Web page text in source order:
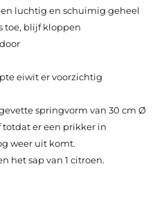
luchtig en schuimig geheel
toe, blijf kloppen
eiwit er voorzichtig
springvorm van 30 cm Ø
totdat er een prikker in
weer uit komt.
het sap van 1 citroen.